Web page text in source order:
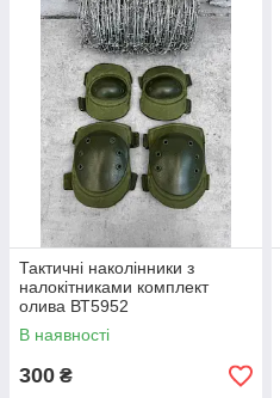
Тактичні наколінники з
налокітниками комплект
олива ВТ5952
В наявності
300 ₴